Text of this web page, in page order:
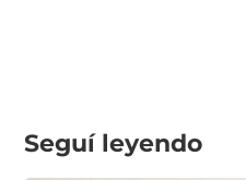
Seguí leyendo